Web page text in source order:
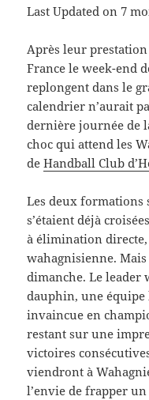
Last Updated on 7
Après leur
France le week-end
replongent dans le
calendrier n’aurait
dernière journée de
choc qui attend les
deHandball Club
Les deux formations
s’étaient déjà
à élimination
wahagnisienne.
dimanche. Le leader
dauphin, une
invaincue en
restant sur une
victoires
viendront à
l’envie de frapper